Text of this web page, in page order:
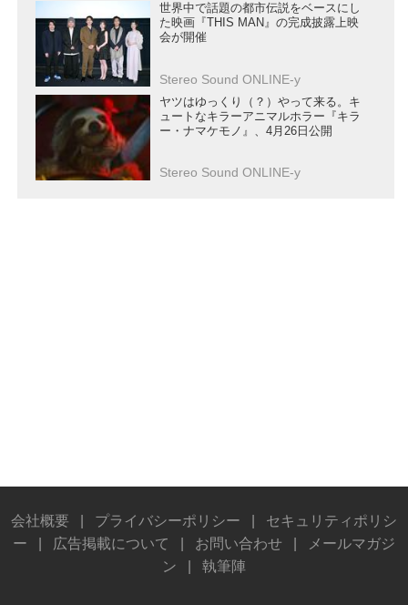
世界中で話題の都市伝説をベースにし
た映画『THIS MAN』の完成披露上映
会が開催
Stereo Sound ONLINE-y
ヤツはゆっくり（？）やって来る。キ
ュートなキラーアニマルホラー『キラ
ー・ナマケモノ』、4月26日公開
Stereo Sound ONLINE-y
会社概要 プライバシーポリシー
セキュリティポリシ
ー
広告掲載について お問い合わせ
メールマガジ
ン
執筆陣